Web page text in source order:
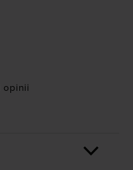
opinii